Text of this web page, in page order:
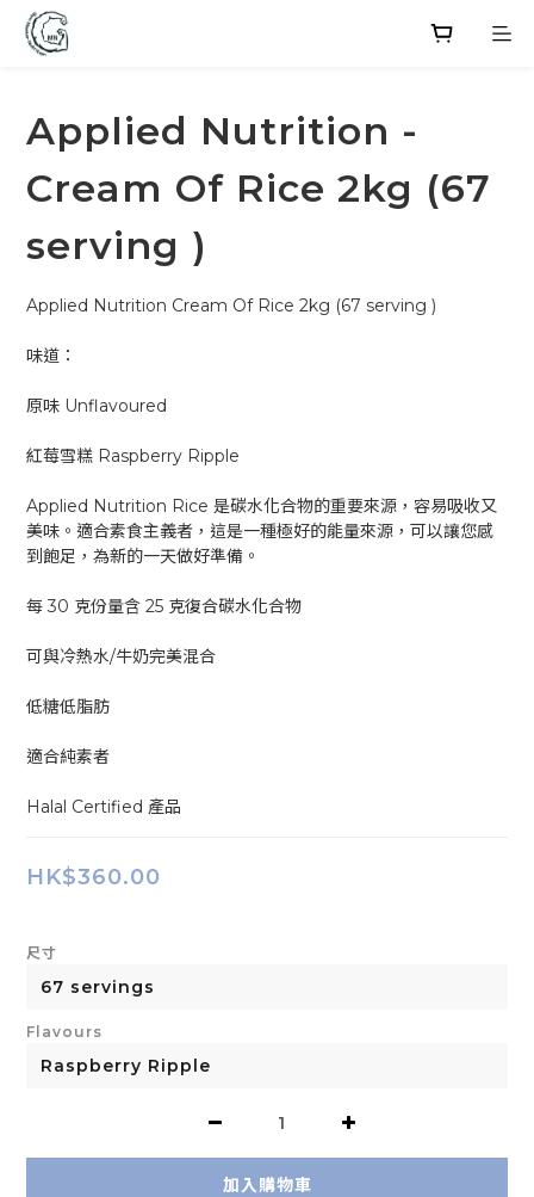
Applied Nutrition -
Cream Of Rice 2kg (67
serving )
Applied Nutrition Cream Of Rice 2kg (67 serving )
味道：
原味 Unflavoured
紅莓雪糕 Raspberry Ripple
Applied Nutrition Rice 是碳水化合物的重要來源，容易吸收又
美味。適合素食主義者，這是一種極好的能量來源，可以讓您感
到飽足，為新的一天做好準備。
每 30 克份量含 25 克復合碳水化合物
可與冷熱水/牛奶完美混合
低糖低脂肪
適合純素者
Halal Certified 產品
HK$360.00
尺寸
Flavours
加入購物車